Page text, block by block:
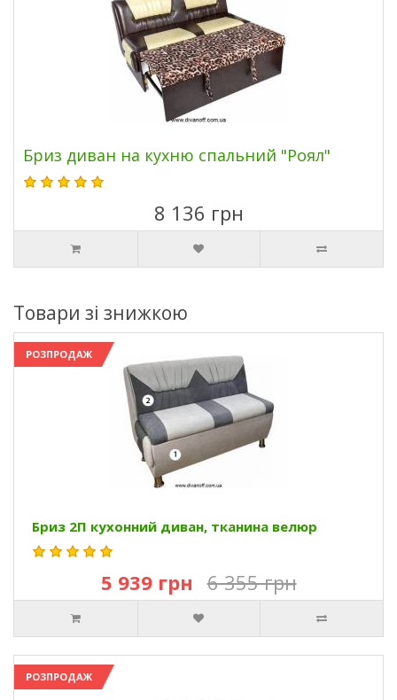
Бриз диван на кухню спальний "Роял"
8 136 грн
Товари зі знижкою
РОЗПРОДАЖ
Бриз 2П кухонний диван, тканина велюр
5 939 грн 6 355 грн
РОЗПРОДАЖ